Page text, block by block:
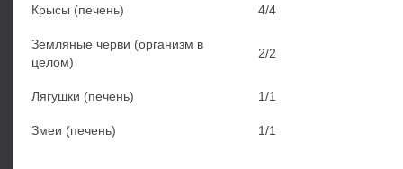
Крысы (печень) 4/4
Земляные черви (организм в
целом)
2/2
Лягушки (печень) 1/1
Змеи (печень) 1/1